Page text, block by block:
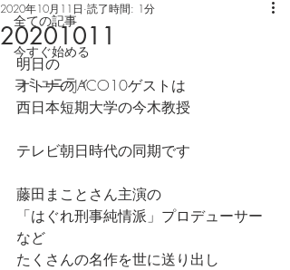
全ての記事
今すぐ始める
コミュニティ
20201011
2020年10月11日 読了時間: 1分
明日の
オトナのJACO10ゲストは
西日本短期大学の今木教授
テレビ朝日時代の同期です
藤田まことさん主演の
「はぐれ刑事純情派」プロデューサー
など
たくさんの名作を世に送り出し